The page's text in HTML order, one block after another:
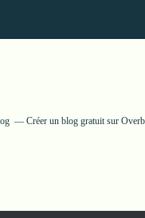
Créer un blog gratuit sur